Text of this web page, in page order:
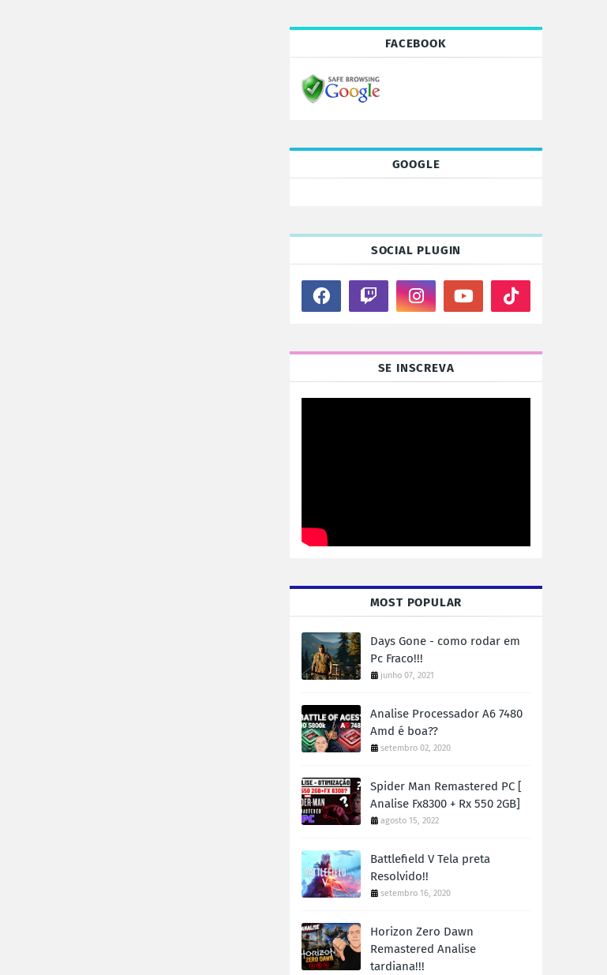
FACEBOOK
GOOGLE
SOCIAL PLUGIN
SE INSCREVA
MOST POPULAR
Days Gone - como rodar em
Pc Fraco!!!
junho 07, 2021
Analise Processador A6 7480
Amd é boa??
setembro 02, 2020
Spider Man Remastered PC [
Analise Fx8300 + Rx 550 2GB]
agosto 15, 2022
Battlefield V Tela preta
Resolvido!!
setembro 16, 2020
Horizon Zero Dawn
Remastered Analise
tardiana!!!